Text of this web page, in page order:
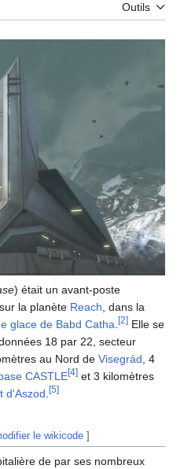
Outils
) était un avant-poste
sur la planète Reach , dans la
glace de Babd Catha [2] Elle se
18 par 22, secteur
au Nord de Visegrád , 4
CASTLE[4] et 3 kilomètres
d'Aszod [5]
le wikicode ]
de par ses nombreux